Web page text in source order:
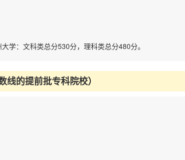
学：文科类总分530分，理科类总分480分。
的提前批专科院校）